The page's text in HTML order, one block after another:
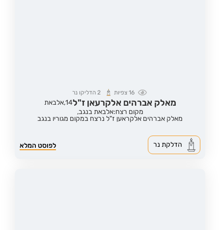
16צפיות 2 הדליקו נר
מאלק אברהים אלקרעאן ז"ל14,אלבאת
מקום רצח:אלבאת בנגב,
מאלק אברהים אלקראען ז"ל נרצח במקום מגוריו בנגב
לפוסט המלא הדלקת נר